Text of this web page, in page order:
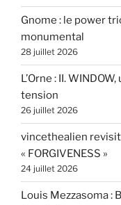
Gnome : le power
monumental
28 juillet 2026
L’Orne : II.
tension
26 juillet 2026
vincethealien
« FORGIVENESS »
24 juillet 2026
Louis Mezzasoma :